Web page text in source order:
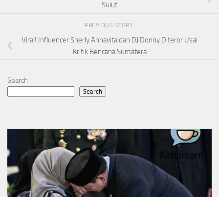
Sulut
PREVIOUS STORY
Viral! Influencer Sherly Annavita dan DJ Donny Diteror Usai
Kritik Bencana Sumatera
Search
Search